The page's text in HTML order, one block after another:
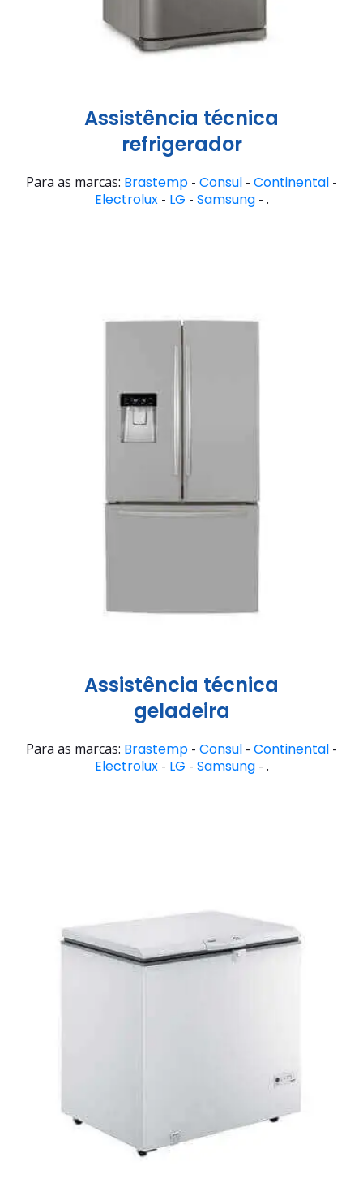
Assistência técnica
refrigerador
Para as marcas: Brastemp - Consul - Continental -
Electrolux- LG - Samsung- .
Assistência técnica
geladeira
Para as marcas: Brastemp - Consul - Continental -
Electrolux- LG - Samsung- .